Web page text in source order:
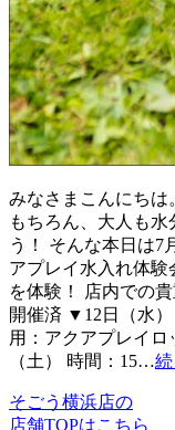
みなさまこんにちは
もちろん、大人も
う！ そんな本日は7
アプレイ水入れ体験
を体験！ 店内での
開催済 ▼12日（水
用：アクアプレイ
（土） 時間：15…
そごう横浜店の
店舗TOPはこちら